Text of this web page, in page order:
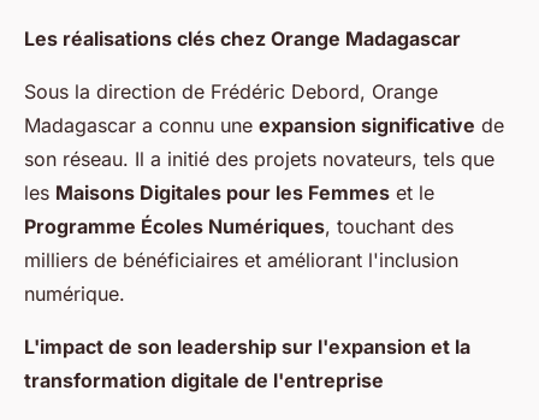
Les réalisations clés chez Orange Madagascar
Sous la direction de Frédéric Debord, Orange
Madagascar a connu une expansion significative de
son réseau. Il a initié des projets novateurs, tels que
les Maisons Digitales pour les Femmes et le
Programme Écoles Numériques, touchant des
milliers de bénéficiaires et améliorant l'inclusion
numérique.
L'impact de son leadership sur l'expansion et la
transformation digitale de l'entreprise